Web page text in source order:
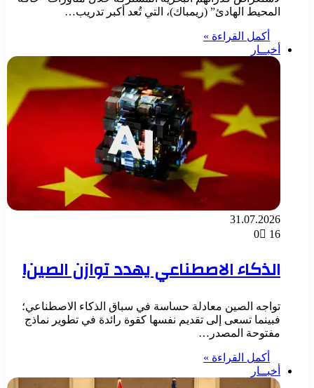
المحيط الهادئ” (ريمباك)، التي تُعد أكبر تدريب…
أكمل القراءة »
أخبــار
31.07.2026
0
16
الذكاء الاصطناعي يهدد توازن الصين!
تواجه الصين معادلة حساسة في سباق الذكاء الاصطناعي؛
فبينما تسعى إلى تقديم نفسها كقوة رائدة في تطوير نماذج
مفتوحة المصدر…
أكمل القراءة »
أخبــار